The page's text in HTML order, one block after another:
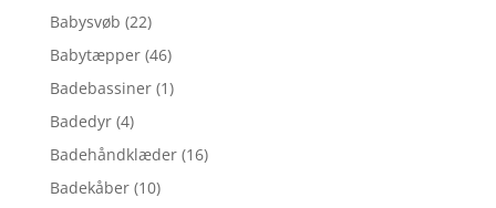
Babysvøb (22)
Babytæpper (46)
Badebassiner (1)
Badedyr (4)
Badehåndklæder (16)
Badekåber (10)